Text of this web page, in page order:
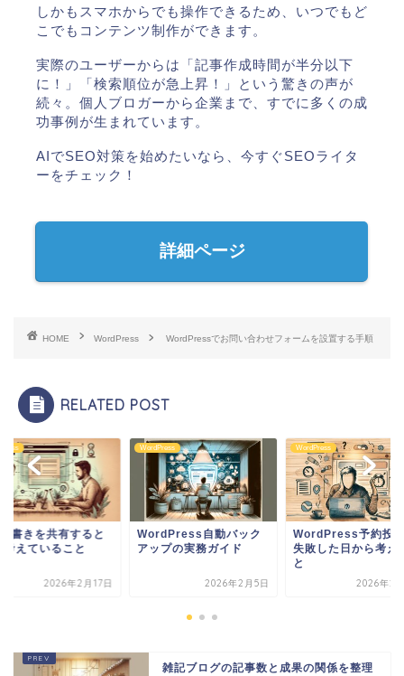
しかもスマホからでも操作できるため、いつでもど
こでもコンテンツ制作ができます。
実際のユーザーからは「記事作成時間が半分以下
に！」「検索順位が急上昇！」という驚きの声が
続々。個人ブロガーから企業まで、すでに多くの成
功事例が生まれています。
AIでSEO対策を始めたいなら、今すぐSEOライタ
ーをチェック！
詳細ページ
HOME WordPress WordPressでお問い合わせフォームを設置する手順
RELATED POST
自動バック
プの実務ガイド
2026年2月5日
WordPress
WordPress予約投稿が
失敗した日から考えたこ
2026年2月18日
WordPress
WP下書きを共有す
きに考えていること
2026年2
雑記ブログの記事数と成果の関係を整理